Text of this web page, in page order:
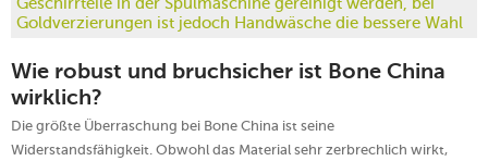
Goldverzierungen ist jedoch Handwäsche die bessere Wahl
Wie robust und bruchsicher ist Bone China
wirklich?
Die größte Überraschung bei Bone China ist seine
Widerstandsfähigkeit. Obwohl das Material sehr zerbrechlich wirkt,